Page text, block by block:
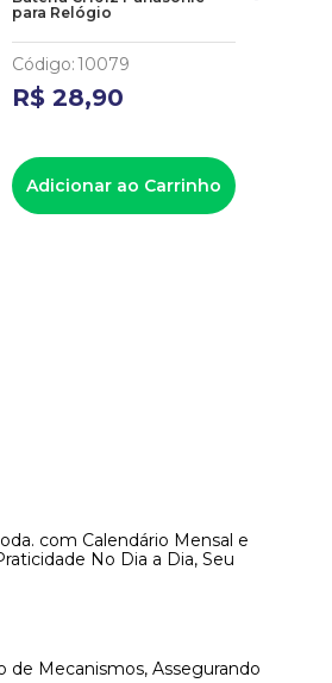
para Relógio
Código:10079
R$ 28,90
Adicionar ao Carrinho
com Calendário Mensal e
No Dia a Dia, Seu
Mecanismos, Assegurando